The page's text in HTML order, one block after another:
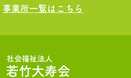
事業所一覧はこちら